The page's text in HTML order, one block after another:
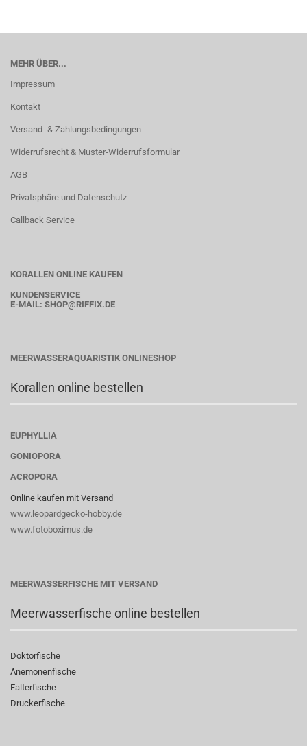
MEHR ÜBER...
Impressum
Kontakt
Versand- & Zahlungsbedingungen
Widerrufsrecht & Muster-Widerrufsformular
AGB
Privatsphäre und Datenschutz
Callback Service
KORALLEN ONLINE KAUFEN
KUNDENSERVICE
E-MAIL: SHOP@RIFFIX.DE
MEERWASSERAQUARISTIK ONLINESHOP
Korallen online bestellen
EUPHYLLIA
GONIOPORA
ACROPORA
Online kaufen mit Versand
www.leopardgecko-hobby.de
www.fotoboximus.de
MEERWASSERFISCHE MIT VERSAND
Meerwasserfische online bestellen
Doktorfische
Anemonenfische
Falterfische
Druckerfische